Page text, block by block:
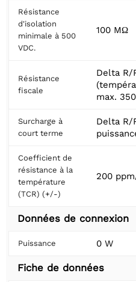
Résistance
d'isolation
minimale à 500
VDC.
100 MΩ
Résistance
fiscale
Delta R/
max.
Surcharge à
court terme
Delta R/
Coefficient de
résistance à la
température
(TCR) (+/-)
200
Données de connexion
Puissance 0 W
Fiche de données